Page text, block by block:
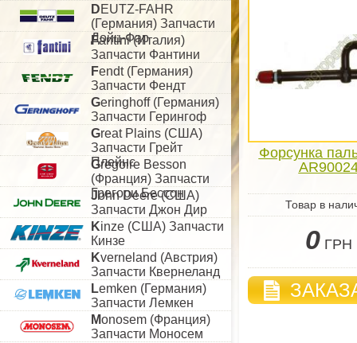
DEUTZ-FAHR
(Германия) Запчасти
Дойц-Фар
Fantini (Италия)
Запчасти Фантини
Fendt (Германия)
Запчасти Фендт
Geringhoff (Германия)
Запчасти Герингоф
Great Plains (США)
Запчасти Грейт
Плейнс
Gregoire Besson
(Франция) Запчасти
Грегори Бессон
John Deere (США)
Запчасти Джон Дир
Kinze (США) Запчасти
Кинзе
Kverneland (Австрия)
Запчасти Квернеланд
Lemken (Германия)
Запчасти Лемкен
Monosem (Франция)
Запчасти Моносем
Форсунка
Товар в
0 ГРН